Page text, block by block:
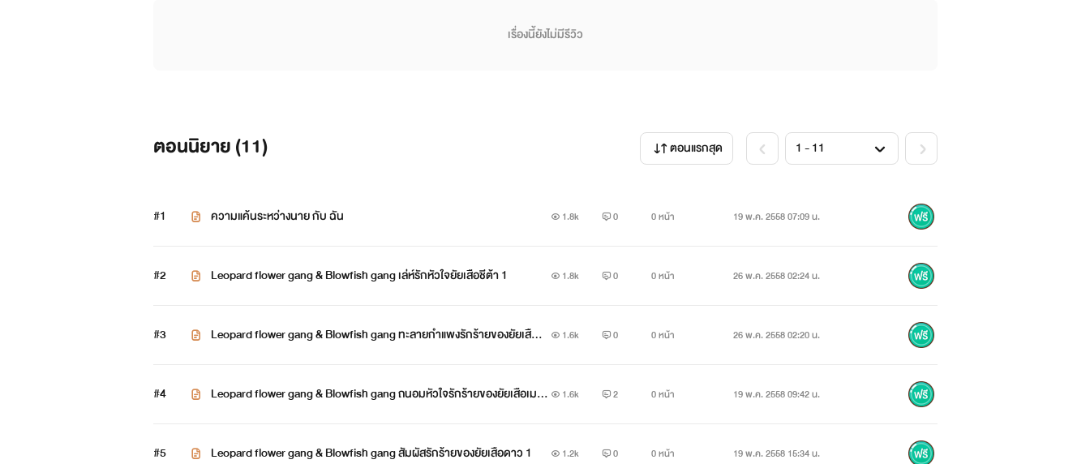
เรื่องนี้ยังไม่มีรีวิว
ตอนนิยาย (11) ตอนแรกสุด
#1 ความแค้นระหว่างนาย กับ ฉัน 1.8k 0 0 หน้า 19 พ.ค. 2558 07:09 น.
#2 Leopard flower gang & Blowfish gang เล่ห์รักหัวใจยัยเสือชีต้า 1 1.8k 0 0 หน้า 26 พ.ค. 2558 02:24 น.
#3
Leopard flower gang & Blowfish gang ทะลายกำแพงรักร้ายของยัยเสือจ
1.6k 0 0 หน้า 26 พ.ค. 2558 02:20 น.
#4
Leopard flower gang & Blowfish gang ถนอมหัวใจรักร้ายของยัยเสือเมฆ
1.6k 2 0 หน้า 19 พ.ค. 2558 09:42 น.
#5 Leopard flower gang & Blowfish gang สัมผัสรักร้ายของยัยเสือดาว 1 1.2k 0 0 หน้า 19 พ.ค. 2558 15:34 น.